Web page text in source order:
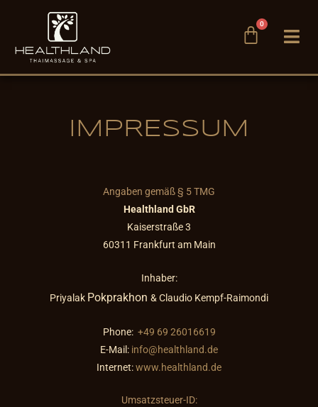
0
IMPRESSUM
Angaben gemäß § 5 TMG
Healthland GbR
Kaiserstraße 3
60311 Frankfurt am Main
Inhaber:
Priyalak Pokprakhon & Claudio Kempf-Raimondi
Phone: +49 69 26016619
E-Mail: info@healthland.de
Internet:www.healthland.de
Umsatzsteuer-ID: